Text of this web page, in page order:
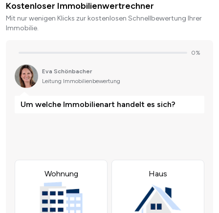
Kostenloser Immobilienwertrechner
Mit nur wenigen Klicks zur kostenlosen Schnellbewertung Ihrer
Immobilie.